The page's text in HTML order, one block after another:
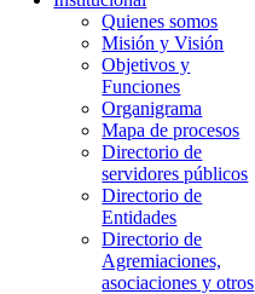
Quienes somos
Misión y Visión
Objetivos y
Funciones
Organigrama
Mapa de procesos
Directorio de
servidores públicos
Directorio de
Entidades
Directorio de
Agremiaciones,
asociaciones y otros